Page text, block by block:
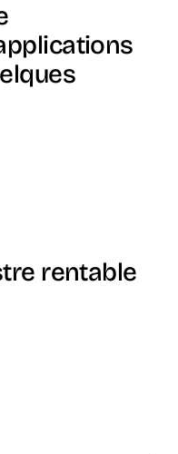
rentable